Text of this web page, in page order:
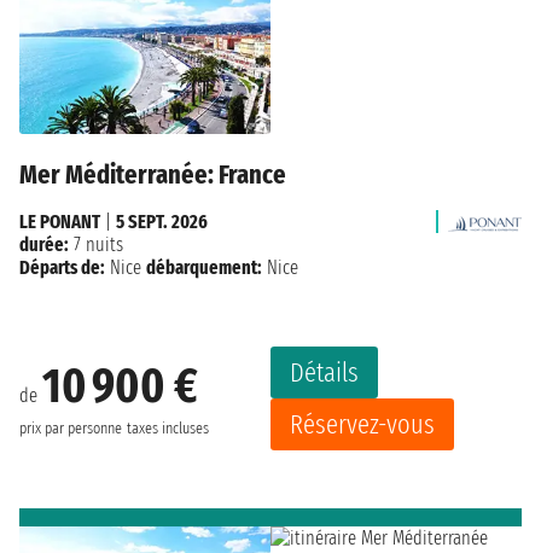
Mer Méditerranée: France
de 10 900 €
prix par personne taxes incluses
Détails
Réservez-vous
LE PONANT| 5 SEPT. 2026
durée: 7 nuits
Départs de: Nice débarquement: Nice